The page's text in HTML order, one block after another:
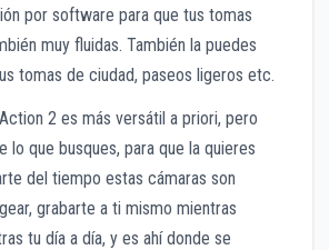
por software para que tus tomas
muy fluidas. También la puedes
tomas de ciudad, paseos ligeros etc.
2 es más versátil a priori, pero
lo que busques, para que la quieres
del tiempo estas cámaras son
grabarte a ti mismo mientras
tu día a día, y es ahí donde se